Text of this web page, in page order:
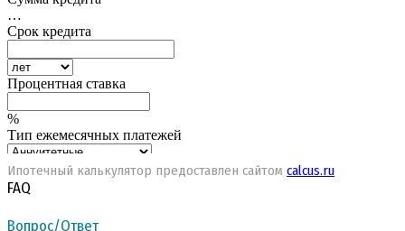
Ипотечный калькулятор предоставлен сайтом calcus.ru
FAQ
Вопрос/Ответ